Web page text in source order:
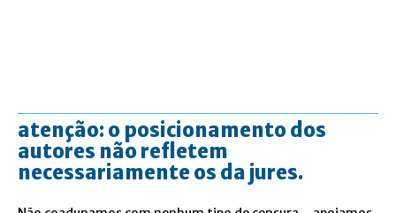
atenção: o posicionamento dos
autores não refletem
necessariamente os da jures.